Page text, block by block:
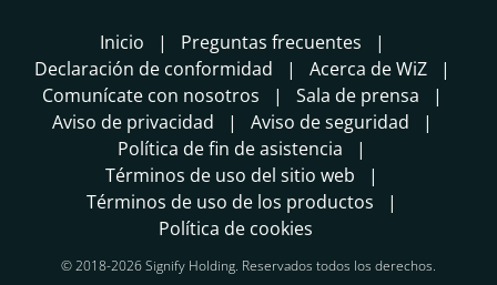
Inicio
Preguntas frecuentes
Declaración de conformidad
Acerca de WiZ
Comunícate con nosotros
Sala de prensa
Aviso de privacidad
Aviso de seguridad
Política de fin de asistencia
Términos de uso del sitio web
Términos de uso de los productos
Política de cookies
© 2018-2026 Signify Holding. Reservados todos los derechos.